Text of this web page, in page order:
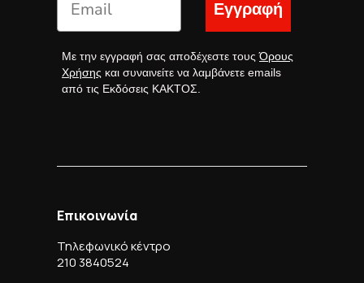
Εγγραφή
Με την εγγραφή σας αποδέχεστε τουςΌρους
Χρήσης και συναινείτε να λαμβάνετε emails
από τις Εκδόσεις ΚΑΚΤΟΣ.
Επικοινωνία
Τηλεφωνικό κέντρο
210 3840524